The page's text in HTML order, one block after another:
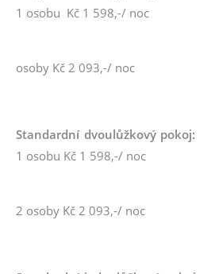
1 osobu Kč 1 598,-/ noc
osoby Kč 2 093,-/ noc
Standardní dvoulůžkový pokoj:
1 osobu Kč 1 598,-/ noc
2 osoby Kč 2 093,-/ noc